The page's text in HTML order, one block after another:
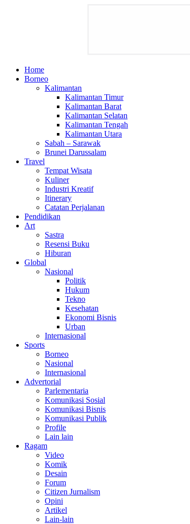
Home
Borneo
Kalimantan
Kalimantan Timur
Kalimantan Barat
Kalimantan Selatan
Kalimantan Tengah
Kalimantan Utara
Sabah – Sarawak
Brunei Darussalam
Travel
Tempat Wisata
Kuliner
Industri Kreatif
Itinerary
Catatan Perjalanan
Pendidikan
Art
Sastra
Resensi Buku
Hiburan
Global
Nasional
Politik
Hukum
Tekno
Kesehatan
Ekonomi Bisnis
Urban
Internasional
Sports
Borneo
Nasional
Internasional
Advertorial
Parlementaria
Komunikasi Sosial
Komunikasi Bisnis
Komunikasi Publik
Profile
Lain lain
Ragam
Video
Komik
Desain
Forum
Citizen Jurnalism
Opini
Artikel
Lain-lain